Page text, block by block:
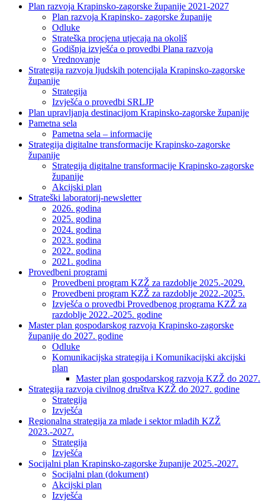
Plan razvoja Krapinsko-zagorske županije 2021-2027
Plan razvoja Krapinsko- zagorske županije
Odluke
Strateška procjena utjecaja na okoliš
Godišnja izvješća o provedbi Plana razvoja
Vrednovanje
Strategija razvoja ljudskih potencijala Krapinsko-zagorske
županije
Strategija
Izvješća o provedbi SRLJP
Plan upravljanja destinacijom Krapinsko-zagorske županije
Pametna sela
Pametna sela – informacije
Strategija digitalne transformacije Krapinsko-zagorske
županije
Strategija digitalne transformacije Krapinsko-zagorske
županije
Akcijski plan
Strateški laboratorij-newsletter
2026. godina
2025. godina
2024. godina
2023. godina
2022. godina
2021. godina
Provedbeni programi
Provedbeni program KZŽ za razdoblje 2025.-2029.
Provedbeni program KZŽ za razdoblje 2022.-2025.
Izvješća o provedbi Provedbenog programa KZŽ za
razdoblje 2022.-2025. godine
Master plan gospodarskog razvoja Krapinsko-zagorske
županije do 2027. godine
Odluke
Komunikacijska strategija i Komunikacijski akcijski
plan
Master plan gospodarskog razvoja KZŽ do 2027.
Strategija razvoja civilnog društva KZŽ do 2027. godine
Strategija
Izvješća
Regionalna strategija za mlade i sektor mladih KZŽ
2023.-2027.
Strategija
Izvješća
Socijalni plan Krapinsko-zagorske županije 2025.-2027.
Socijalni plan (dokument)
Akcijski plan
Izvješća